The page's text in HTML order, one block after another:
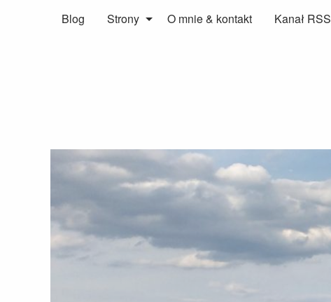
Blog Strony O mnie & kontakt Kanał RSS